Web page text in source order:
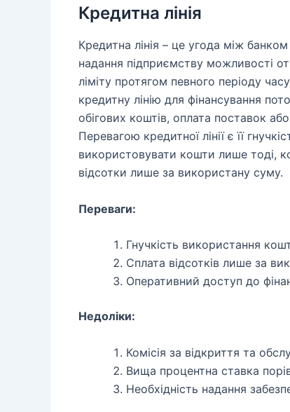
Кредитна лінія
Кредитна лінія – це угода між
надання підприємству можливості
ліміту протягом певного періоду
кредитну лінію для фінансування
обігових коштів, оплата поставок
Перевагою кредитної лінії є її
використовувати кошти лише тоді,
відсотки лише за використану суму.
Переваги:
Гнучкість використання
Сплата відсотків лише за
Оперативний доступ до
Недоліки:
Комісія за відкриття та
Вища процентна ставка
Необхідність надання